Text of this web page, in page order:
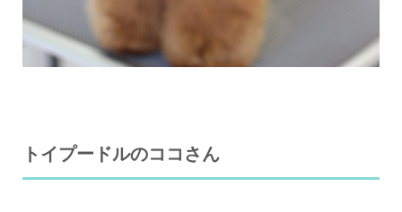
トイプードルのココさん